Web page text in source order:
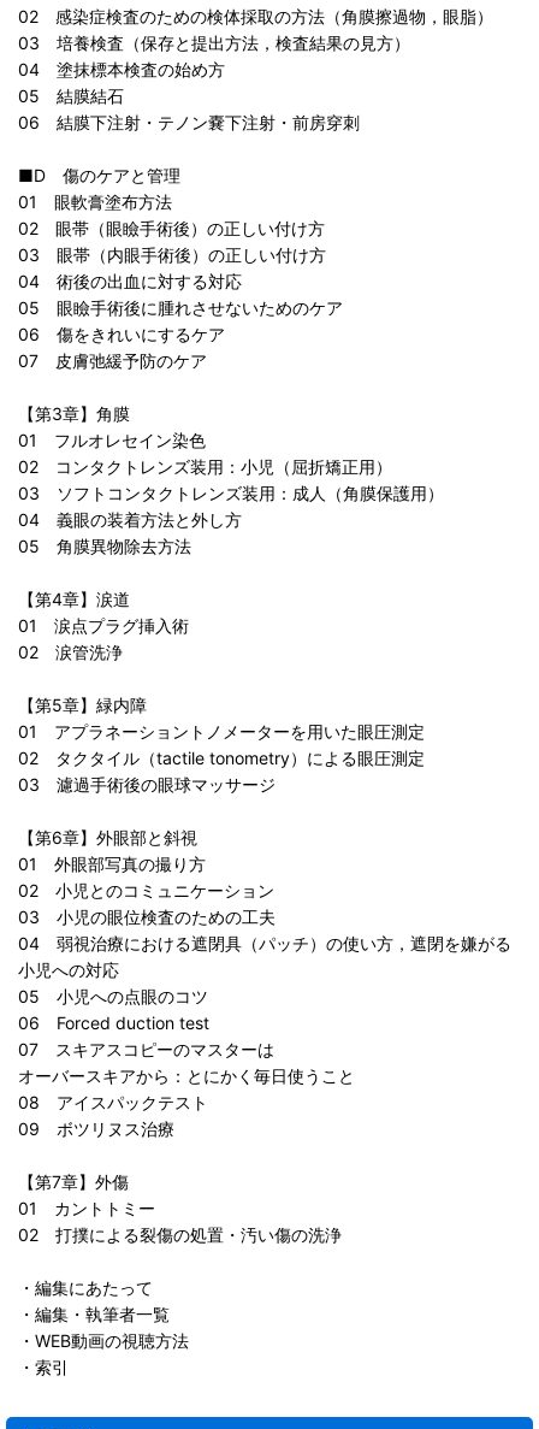
02 感染症検査のための検体採取の方法（角膜擦過物，眼脂）
03 培養検査（保存と提出方法，検査結果の見方）
04 塗抹標本検査の始め方
05 結膜結石
06 結膜下注射・テノン嚢下注射・前房穿刺
■D 傷のケアと管理
01 眼軟膏塗布方法
02 眼帯（眼瞼手術後）の正しい付け方
03 眼帯（内眼手術後）の正しい付け方
04 術後の出血に対する対応
05 眼瞼手術後に腫れさせないためのケア
06 傷をきれいにするケア
07 皮膚弛緩予防のケア
【第3章】角膜
01 フルオレセイン染色
02 コンタクトレンズ装用：小児（屈折矯正用）
03 ソフトコンタクトレンズ装用：成人（角膜保護用）
04 義眼の装着方法と外し方
05 角膜異物除去方法
【第4章】涙道
01 涙点プラグ挿入術
02 涙管洗浄
【第5章】緑内障
01 アプラネーショントノメーターを用いた眼圧測定
02 タクタイル（tactile tonometry）による眼圧測定
03 濾過手術後の眼球マッサージ
【第6章】外眼部と斜視
01 外眼部写真の撮り方
02 小児とのコミュニケーション
03 小児の眼位検査のための工夫
04 弱視治療における遮閉具（パッチ）の使い方，遮閉を嫌がる
小児への対応
05 小児への点眼のコツ
06 Forced duction test
07 スキアスコピーのマスターは
オーバースキアから：とにかく毎日使うこと
08 アイスパックテスト
09 ボツリヌス治療
【第7章】外傷
01 カントトミー
02 打撲による裂傷の処置・汚い傷の洗浄
・編集にあたって
・編集・執筆者一覧
・WEB動画の視聴方法
・索引